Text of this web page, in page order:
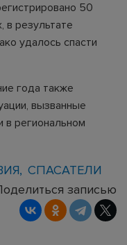
50
в результате
удалось спасти
года также
вызванные
в региональном
СПАСАТЕЛИ
записью